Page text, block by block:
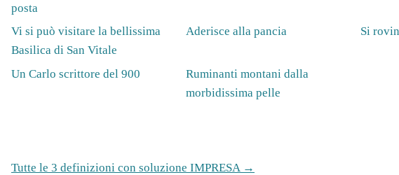
posta
Vi si può visitare la bellissima
Basilica di San Vitale
Aderisce alla pancia Si
Un Carlo scrittore del 900
Ruminanti montani dalla
morbidissima pelle
Tutte le 3 definizioni con soluzione IMPRESA →